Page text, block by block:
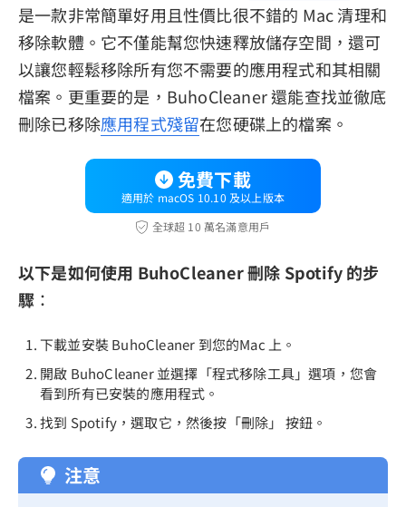
是一款非常簡單好用且性價比很不錯的 Mac 清理和
移除軟體。它不僅能幫您快速釋放儲存空間，還可
以讓您輕鬆移除所有您不需要的應用程式和其相關
檔案。更重要的是，BuhoCleaner 還能查找並徹底
刪除已移除應用程式殘留在您硬碟上的檔案。
免費下載
適用於 macOS 10.10 及以上版本
全球超 10 萬名滿意用戶
以下是如何使用 BuhoCleaner 刪除 Spotify 的步
驟 ：
下載並安裝 BuhoCleaner 到您的Mac 上。
開啟 BuhoCleaner 並選擇「程式移除工具」選項，您會
看到所有已安裝的應用程式。
找到 Spotify，選取它，然後按「刪除」 按鈕。
注意